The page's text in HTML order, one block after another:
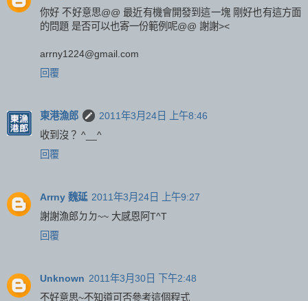
你好 不好意思@@ 最近有機會開發到這一塊 剛好也有這方面
的問題 是否可以也寄一份範例呢@@ 謝謝><
arrny1224@gmail.com
回覆
東港漁郎
2011年3月24日 上午8:46
收到沒？ ^__^
回覆
Arrny 魏延 2011年3月24日 上午9:27
謝謝漁郎ㄉㄉ~~ 大感恩阿T^T
回覆
Unknown 2011年3月30日 下午2:48
不好意思~不知道可否參考這個程式